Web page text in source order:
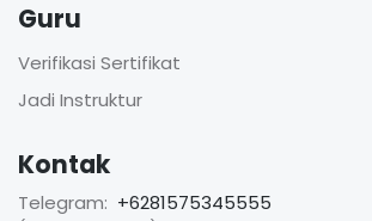
Guru
Verifikasi Sertifikat
Jadi Instruktur
Kontak
Telegram: +6281575345555